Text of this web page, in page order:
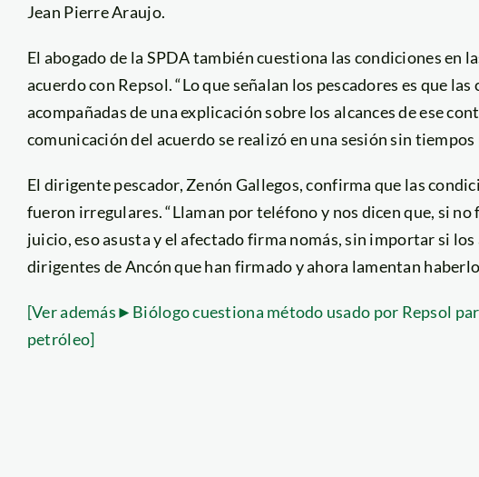
Jean Pierre Araujo.
El abogado de la SPDA también cuestiona las condiciones en
acuerdo con Repsol. “Lo que señalan los pescadores es que
acompañadas de una explicación sobre los alcances de ese
comunicación del acuerdo se realizó en una sesión sin
El dirigente pescador, Zenón Gallegos, confirma que las
fueron irregulares. “Llaman por teléfono y nos dicen que, si no
juicio, eso asusta y el afectado firma nomás, sin importar si los
dirigentes de Ancón que han firmado y ahora lamentan haberlo
[Ver además►Biólogo cuestiona método usado por Repsol
petróleo]